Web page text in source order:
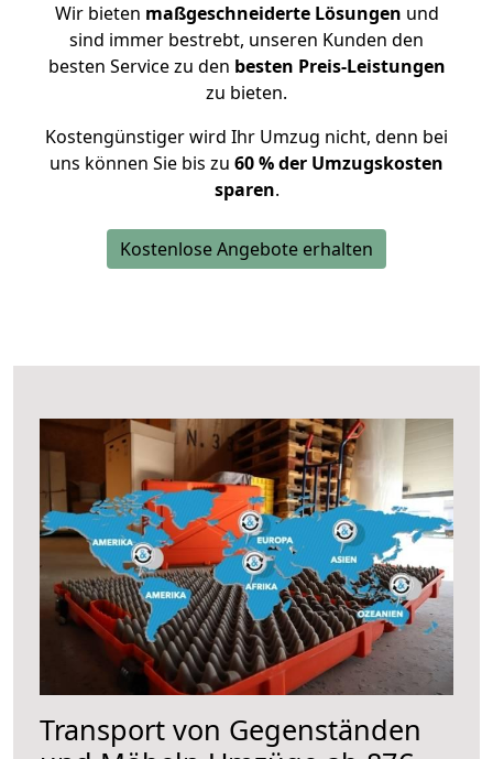
Wir bieten maßgeschneiderte Lösungen und
sind immer bestrebt, unseren Kunden den
besten Service zu den besten Preis-Leistungen
zu bieten.
Kostengünstiger wird Ihr Umzug nicht, denn bei
uns können Sie bis zu 60 % der Umzugskosten
sparen.
Kostenlose Angebote erhalten
Transport von Gegenständen